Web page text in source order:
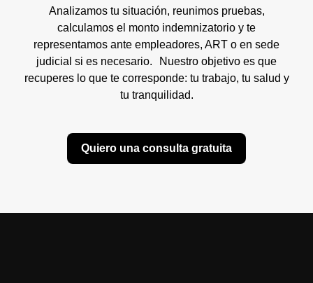
Analizamos tu situación, reunimos pruebas,
calculamos el monto indemnizatorio y te
representamos ante empleadores, ART o en sede
judicial si es necesario. Nuestro objetivo es que
recuperes lo que te corresponde: tu trabajo, tu salud y
tu tranquilidad.
Quiero una consulta gratuita